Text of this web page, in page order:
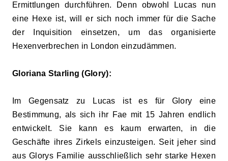
Ermittlungen durchführen. Denn obwohl Lucas nun
eine Hexe ist, will er sich noch immer für die Sache
der Inquisition einsetzen, um das organisierte
Hexenverbrechen in London einzudämmen.
Gloriana Starling (Glory):
Im Gegensatz zu Lucas ist es für Glory eine
Bestimmung, als sich ihr Fae mit 15 Jahren endlich
entwickelt. Sie kann es kaum erwarten, in die
Geschäfte ihres Zirkels einzusteigen. Seit jeher sind
aus Glorys Familie ausschließlich sehr starke Hexen